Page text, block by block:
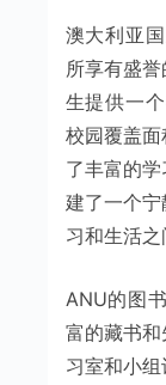
澳大利亚
所享有盛
生提供一
校园覆盖
了丰富的
建了一个
习和生活之
ANU的图
富的藏书
习室和小